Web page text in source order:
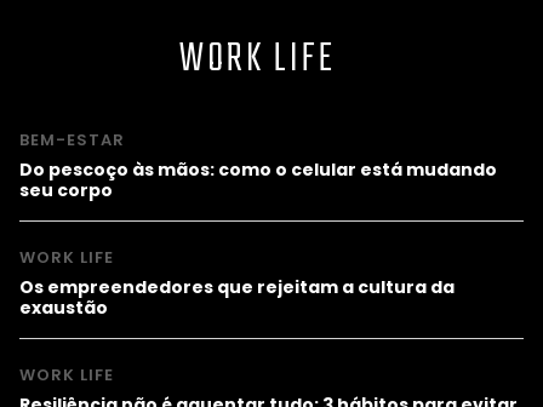
WORK LIFE
BEM-ESTAR
Do pescoço às mãos: como o celular está mudando
seu corpo
WORK LIFE
Os empreendedores que rejeitam a cultura da
exaustão
WORK LIFE